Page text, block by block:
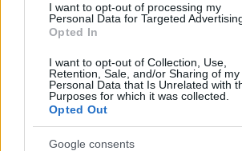
I want to opt-out of processing my
Personal Data for Targeted
Opted In
I want to opt-out of Collection, Use,
Retention, Sale, and/or Sharing of my
Personal Data that Is Unrelated with
Purposes for which it was collected.
Opted Out
Google consents
Rendszerváltás 2026 – elképesztő
Tisza a friss mérés szerint, megvan
szombati program Magyar
Megismerhettük a teljes szombati
már délután miniszterelnökké válhat. Két
választások után...
Választások